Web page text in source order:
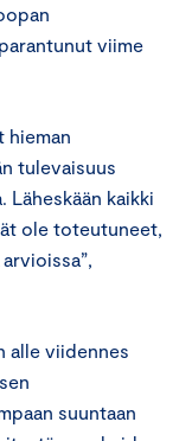
viime
hieman
tulevaisuus
Läheskään kaikki
ole toteutuneet,
alle viidennes
suuntaan